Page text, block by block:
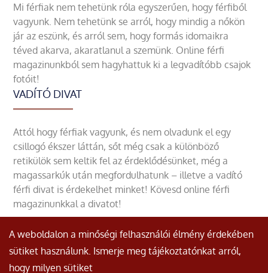
Mi férfiak nem tehetünk róla egyszerűen, hogy férfiből
vagyunk. Nem tehetünk se arról, hogy mindig a nőkön
jár az eszünk, és arról sem, hogy formás idomaikra
téved akarva, akaratlanul a szemünk. Online férfi
magazinunkból sem hagyhattuk ki a legvadítóbb csajok
fotóit!
VADÍTÓ DIVAT
Attól hogy férfiak vagyunk, és nem olvadunk el egy
csillogó ékszer láttán, sőt még csak a különböző
retikülök sem keltik fel az érdeklődésünket, még a
magassarkúk után megfordulhatunk – illetve a vadító
férfi divat is érdekelhet minket! Kövesd online férfi
magazinunkkal a divatot!
A weboldalon a minőségi felhasználói élmény érdekében
sütiket használunk. Ismerje meg tájékoztatónkat arról,
hogy milyen sütiket